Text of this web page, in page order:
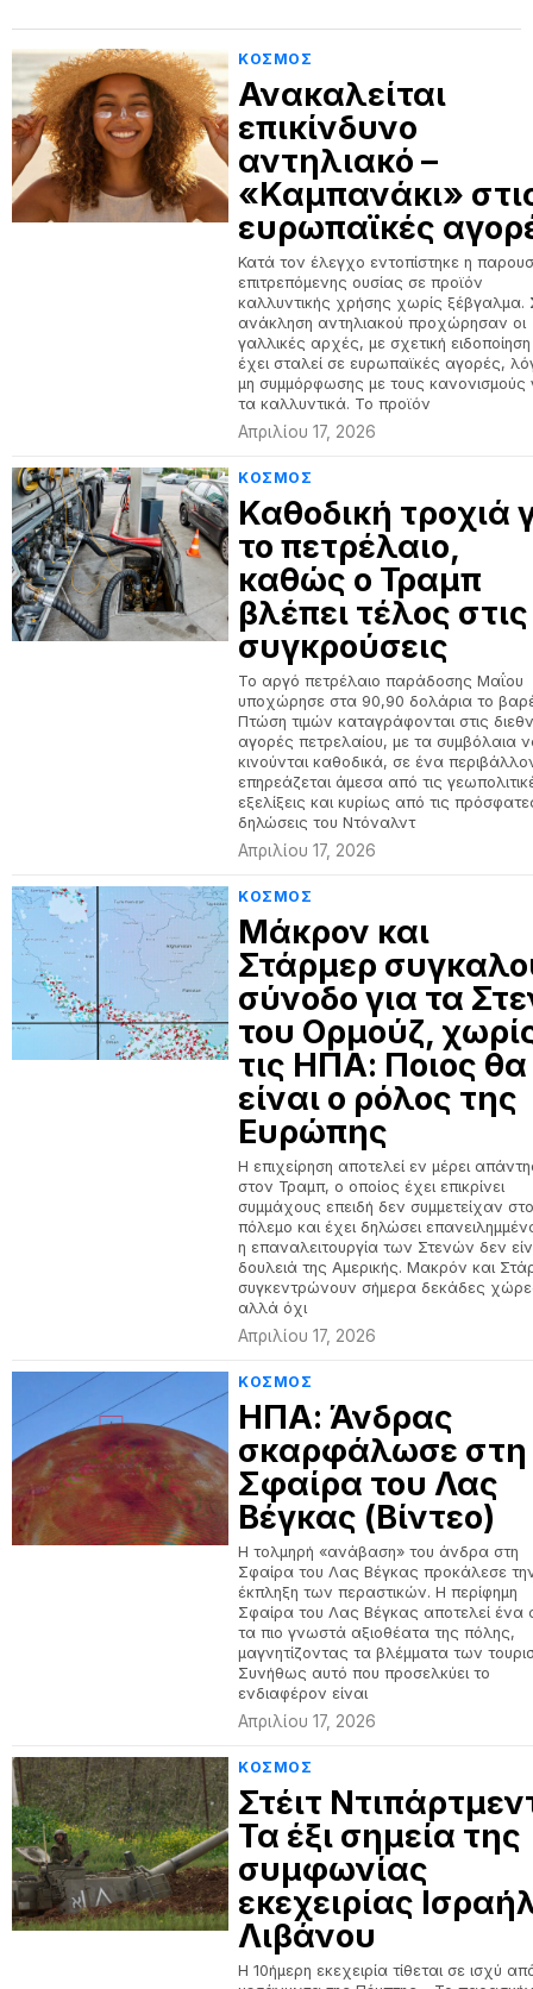
ΚΟΣΜΟΣ
Ανακαλείται
επικίνδυνο
αντηλιακό –
«Καμπανάκι»
ευρωπαϊκές
Κατά τον έλεγχο εντοπίστηκε η
επιτρεπόμενης ουσίας σε προϊόν
καλλυντικής χρήσης χωρίς ξέβγαλμα.
ανάκληση αντηλιακού προχώρησαν οι
γαλλικές αρχές, με σχετική
έχει σταλεί σε ευρωπαϊκές αγορές,
μη συμμόρφωσης με τους κανονισμούς
τα καλλυντικά. Το προϊόν
Απριλίου 17, 2026
ΚΟΣΜΟΣ
Καθοδική τροχιά
το πετρέλαιο,
καθώς ο Τραμπ
βλέπει τέλος στις
συγκρούσεις
Το αργό πετρέλαιο παράδοσης Μαΐου
υποχώρησε στα 90,90 δολάρια το
Πτώση τιμών καταγράφονται στις
αγορές πετρελαίου, με τα συμβόλαια
κινούνται καθοδικά, σε ένα
επηρεάζεται άμεσα από τις
εξελίξεις και κυρίως από τις
δηλώσεις του Ντόναλντ
Απριλίου 17, 2026
ΚΟΣΜΟΣ
Μάκρον και
Στάρμερ
σύνοδο για τα
του Ορμούζ,
τις ΗΠΑ: Ποιος θα
είναι ο ρόλος της
Ευρώπης
Η επιχείρηση αποτελεί εν μέρει
στον Τραμπ, ο οποίος έχει επικρίνει
συμμάχους επειδή δεν συμμετείχαν
πόλεμο και έχει δηλώσει
η επαναλειτουργία των Στενών δεν
δουλειά της Αμερικής. Μακρόν και
συγκεντρώνουν σήμερα δεκάδες
αλλά όχι
Απριλίου 17, 2026
ΚΟΣΜΟΣ
ΗΠΑ: Άνδρας
σκαρφάλωσε στη
Σφαίρα του Λας
Βέγκας (Βίντεο)
Η τολμηρή «ανάβαση» του άνδρα στη
Σφαίρα του Λας Βέγκας προκάλεσε
έκπληξη των περαστικών. Η περίφημη
Σφαίρα του Λας Βέγκας αποτελεί ένα
τα πιο γνωστά αξιοθέατα της πόλης,
μαγνητίζοντας τα βλέμματα των
Συνήθως αυτό που προσελκύει το
ενδιαφέρον είναι
Απριλίου 17, 2026
ΚΟΣΜΟΣ
Στέιτ
Τα έξι σημεία της
συμφωνίας
εκεχειρίας
Λιβάνου
Η 10ήμερη εκεχειρία τίθεται σε ισχύ